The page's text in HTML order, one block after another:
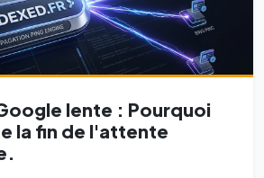
lente : Pourquoi
la fin de l'attente